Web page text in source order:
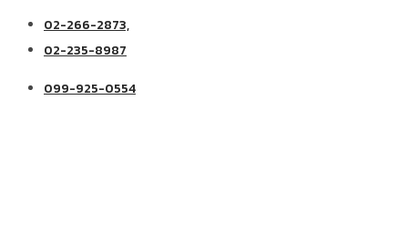
02-266-2873,
02-235-8987
099-925-0554